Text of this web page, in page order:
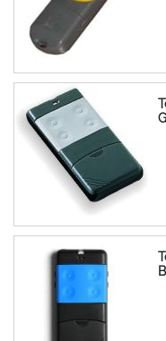
42,15 €
35,12 €
46,23 €